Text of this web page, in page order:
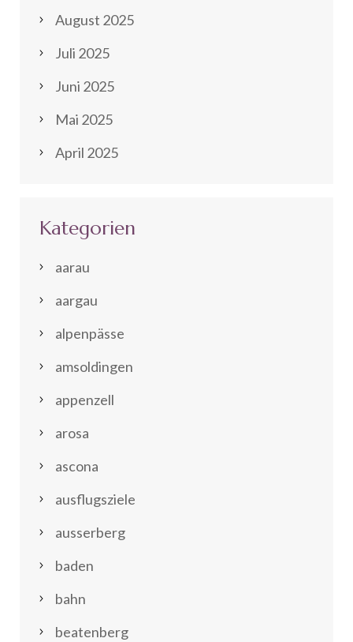
August 2025
Juli 2025
Juni 2025
Mai 2025
April 2025
Kategorien
aarau
aargau
alpenpässe
amsoldingen
appenzell
arosa
ascona
ausflugsziele
ausserberg
baden
bahn
beatenberg